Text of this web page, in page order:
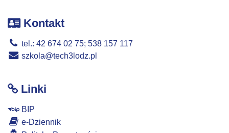
Kontakt
tel.: 42 674 02 75; 538 157 117
szkola@tech3lodz.pl
Linki
BIP
e-Dziennik